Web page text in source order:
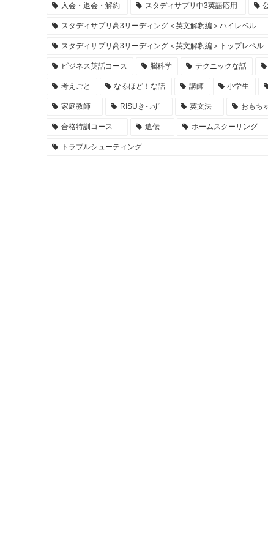
入会・退会・解約 スタディサプリ中3英語応用
スタディサプリ高3リーディング＜英文解釈編＞ハイレベル
スタディサプリ高3リーディング＜英文解釈編＞トップレベル
ビジネス英話コース 脳科学 テクニックな話
考えごと なるほど！な話 講師 小学生
家庭教師 RISUきっず 英文法 おもち
合格特訓コース 遺伝 ホームスクーリング
トラブルシューティング